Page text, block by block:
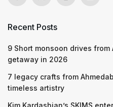
Recent Posts
9 Short monsoon drives
getaway in 2026
7 legacy crafts from
timeless artistry
Kim Kardashian’s SKIMS